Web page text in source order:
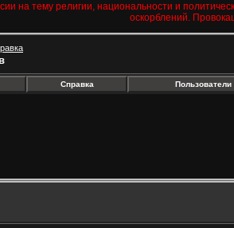
на тему религии, национальности и
оскорблений.
Справка Пользователи